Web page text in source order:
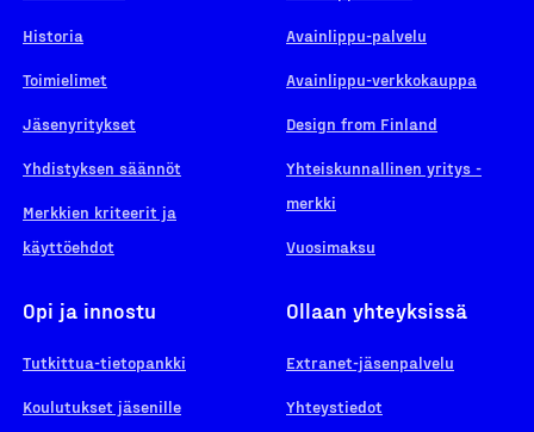
Historia
Toimielimet
Jäsenyritykset
Yhdistyksen säännöt
Merkkien kriteerit ja
käyttöehdot
Avainlippu-palvelu
Avainlippu-verkkokauppa
Design from Finland
Yhteiskunnallinen yritys -
merkki
Vuosimaksu
Opi ja innostu
Tutkittua-tietopankki
Koulutukset jäsenille
Ollaan yhteyksissä
Extranet-jäsenpalvelu
Yhteystiedot